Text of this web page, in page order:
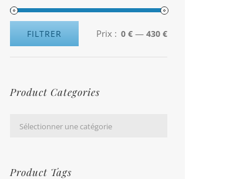
min
max
FILTRER Prix : 0 € — 430 €
Product Categories
Sélectionner une catégorie
Product Tags